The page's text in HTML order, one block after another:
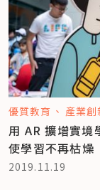
優質教育 產業創
用 AR 擴增實境
使學習不再枯燥
2019.11.19